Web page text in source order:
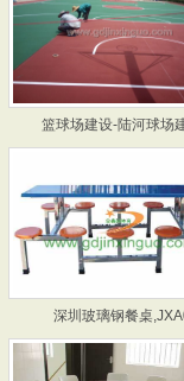
篮球场建设-陆河球场